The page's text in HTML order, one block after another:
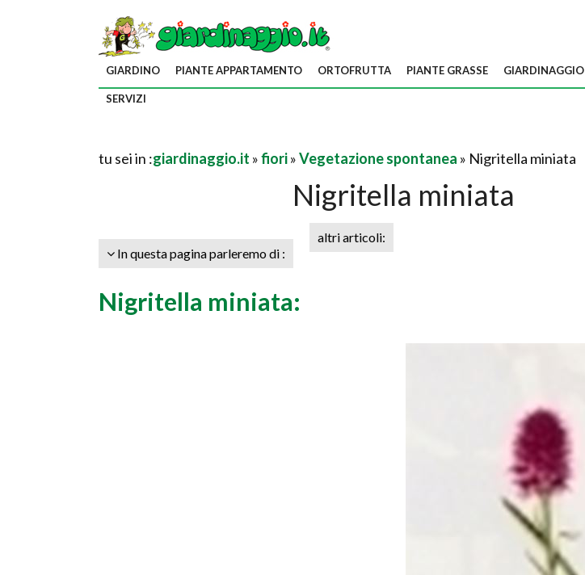
GIARDINO PIANTE APPARTAMENTO ORTOFRUTTA PIANTE GRASSE GIARDINAGGIO
SERVIZI
tu sei in :giardinaggio.it »fiori»Vegetazione spontanea » Nigritella miniata
Nigritella miniata
In questa pagina parleremo di :
altri articoli:
Nigritella miniata: